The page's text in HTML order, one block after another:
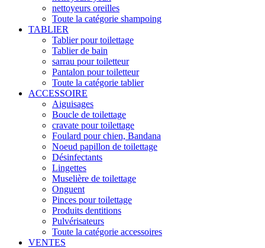
nettoyeurs oreilles
Toute la catégorie shampoing
TABLIER
Tablier pour toilettage
Tablier de bain
sarrau pour toiletteur
Pantalon pour toiletteur
Toute la catégorie tablier
ACCESSOIRE
Aiguisages
Boucle de toilettage
cravate pour toilettage
Foulard pour chien, Bandana
Noeud papillon de toilettage
Désinfectants
Lingettes
Muselière de toilettage
Onguent
Pinces pour toilettage
Produits dentitions
Pulvérisateurs
Toute la catégorie accessoires
VENTES